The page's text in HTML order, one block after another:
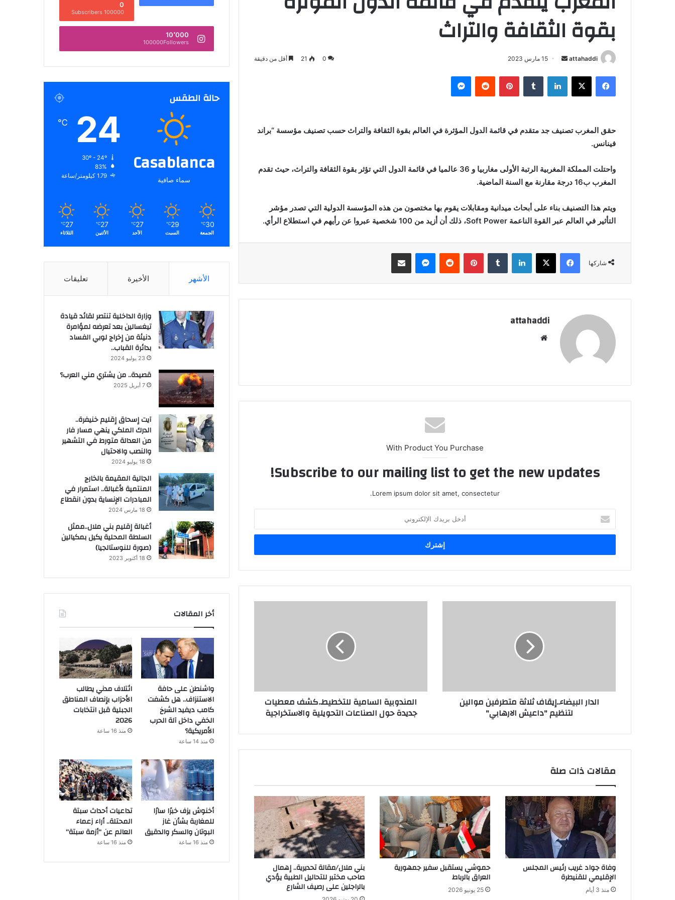
بقوة الثقافة والتراث
attahaddi
أرسل
إلكترونيا
15 مارس 2023 0
21 أقل من دقيقة
فيسبوك X لينكدإن بينتيريست ماسنجر
حقق المغرب تصنيف جد متقدم في قائمة الدول المؤثرة في العالم بقوة الثقافة والتراث حسب تصنيف مؤسسة “براند
فينانس.
واحتلت المملكة المغربية الرتبة الأولى مغاربيا و 36 عالميا في قائمة الدول التي تؤثر بقوة الثقافة والتراث، حيث تقدم
المغرب ب16 درجة مقارنة مع السنة الماضية.
ويتم هذا التصنيف بناء على أبحاث ميدانية ومقابلات يقوم بها مختصون من هذه المؤسسة الدولية التي تصدر مؤشر
التأثير في العالم عبر القوة الناعمة Soft Power، ذلك أن أزيد من 100 شخصية عبروا عن رأيهم في استطلاع الرأي.
شاركها
فيسبوك X لينكدإن بينتيريست ماسنجر مشاركة عبر البريد
attahaddi
With Product You Purchase
Subscribe to our mailing list to get the new updates!
Lorem ipsum dolor sit amet, consectetur.
بريدك
الإلكتروني
الدار البيضاء..إيقاف ثلاثة متطرفين موالين
لتنظيم "داعيش الارهابي"
المندوبية السامية للتخطيط..كشف معطيات
جديدة حول الصناعات التحويلية والاستخراجية
مقالات ذات صلة
وفاة جواد غريب رئيس المجلس
الإقليمي للقنيطرة
منذ 3 أيام
حموشي يستقبل سفير جمهورية
العراق بالرباط
25 يونيو 2026
بني ملال/مقالة تحديرية.. إهمال
صاحب مختبر للتحاليل الطبية يؤدي
بالراجلين على رصيف الشارع
0
100000 Subscribers
10٬000
100000Followers
حالة الطقس
Casablanca
سماء صافية
24
℃
83%
1.79 كيلومتر/ساعة
30
℃
الجمعة
29
℃
السبت
27
℃
الأحد
27
℃
الأثنين
27
℃
الثلاثاء
الأشهر الأخيرة تعليقات
وزارة الداخلية تنتصر لقائد قيادة
تيغسالين بعد تعرضه لمؤامرة
دنيئة من إخراج لوبي الفساد
بدائرة القباب..
23 يوليو 2024
قصيدة.. من يشتري مني العرب؟
7 أبريل 2025
آيت إسحاق إقليم خنيفرة..
الدرك الملكي ينهي مسار فار
من العدالة متورط في التشهير
والنصب والاحتيال
18 يوليو 2024
الجالية المقيمة بالخارج
المنتمية لأغبالة.. استمرار في
المبادرات الإنساية بدون انقطاع
18 مارس 2024
أغبالة إقليم بني ملال..ممثل
السلطة المحلية يكيل بمكيالين
(صورة للنوستالجيا)
18 أكتوبر 2023
أخر المقالات
واشنطن على حافة
الاستنزاف.. هل كشفت
كامب ديفيد الشرخ
الخفي داخل آلة الحرب
الأمريكية؟
منذ 14 ساعة
ائتلاف مدني يطالب
الأحزاب بإنصاف المناطق
الجبلية قبل انتخابات
2026
منذ 16 ساعة
أخنوش يزف خبرًا سارًا
للمغاربة بشأن غاز
البوتان والسكر والدقيق
منذ 16 ساعة
تداعيات أحداث سبتة
المحتلة.. أراء زعماء
العالم عن “أزمة سبتة”
منذ 16 ساعة